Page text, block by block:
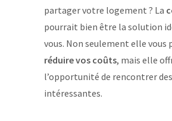
partager votre logement ? La
pourrait bien être la solution
vous. Non seulement elle vous
réduire vos coûts, mais elle
l’opportunité de rencontrer
intéressantes.